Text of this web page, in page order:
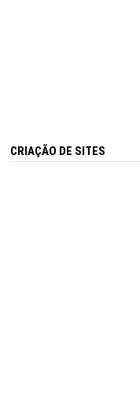
CRIAÇÃO DE SITES